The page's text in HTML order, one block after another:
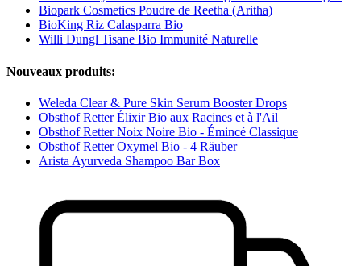
Biopark Cosmetics Poudre de Reetha (Aritha)
BioKing Riz Calasparra Bio
Willi Dungl Tisane Bio Immunité Naturelle
Nouveaux produits:
Weleda Clear & Pure Skin Serum Booster Drops
Obsthof Retter Élixir Bio aux Racines et à l'Ail
Obsthof Retter Noix Noire Bio - Émincé Classique
Obsthof Retter Oxymel Bio - 4 Räuber
Arista Ayurveda Shampoo Bar Box